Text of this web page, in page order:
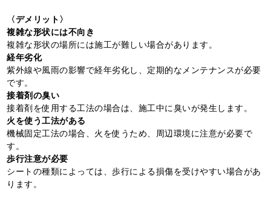
〈デメリット〉
複雑な形状には不向き
複雑な形状の場所には施工が難しい場合があります。
経年劣化
紫外線や風雨の影響で経年劣化し、定期的なメンテナンスが必要
です。
接着剤の臭い
接着剤を使用する工法の場合は、施工中に臭いが発生します。
火を使う工法がある
機械固定工法の場合、火を使うため、周辺環境に注意が必要で
す。
歩行注意が必要
シートの種類によっては、歩行による損傷を受けやすい場合があ
ります。